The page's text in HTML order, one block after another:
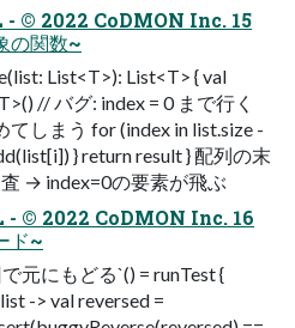
- © 2022 CoDMON Inc. 15
の関数~
List<T>): List<T> { val
// バグ: index = 0 まで行く
てしまう for (index in list.size -
} return result } 配列の末
→ index=0の要素が飛ぶ
- © 2022 CoDMON Inc. 16
ド~
元にもどる`() = runTest {
-> val reversed =